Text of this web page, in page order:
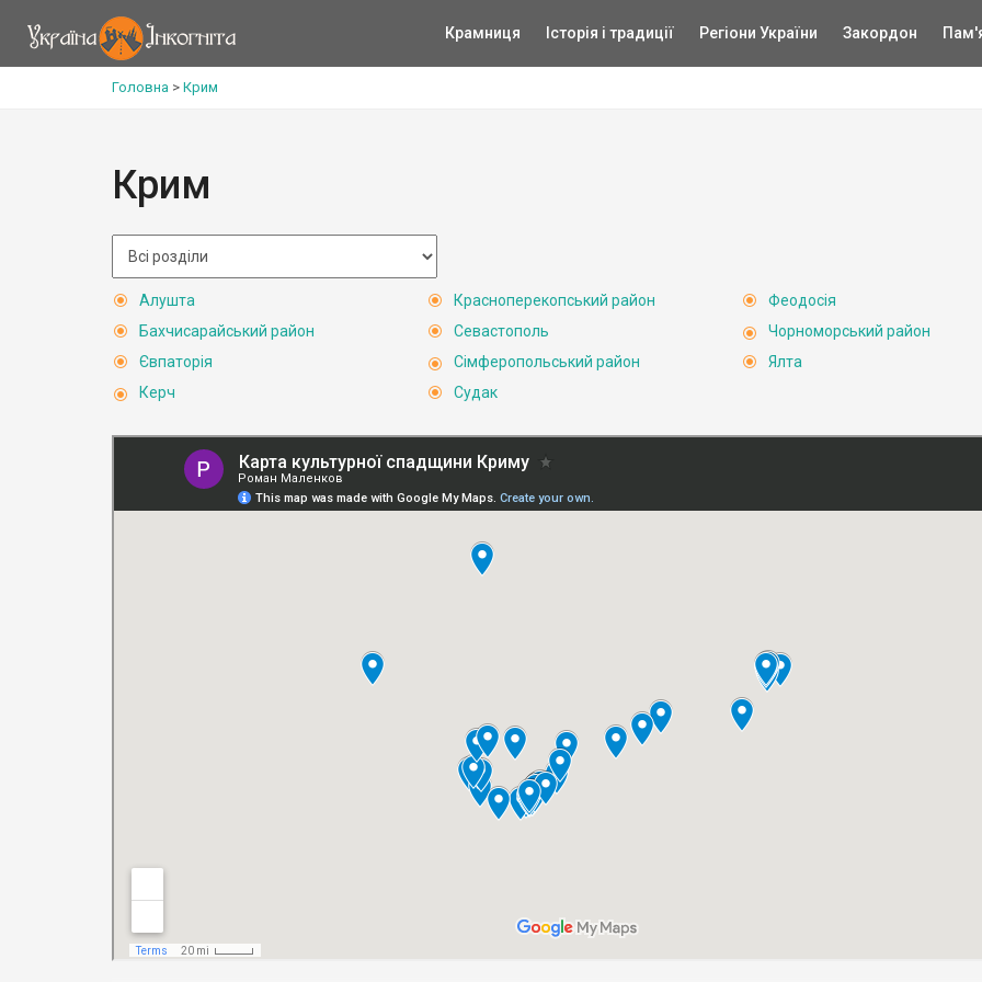
Крамниця Історія і традиції Регіони України Закордон
Головна > Крим
Крим
Алушта
Бахчисарайський район
Євпаторія
Керч
Красноперекопський район
Севастополь
Сімферопольський район
Судак
Феодосія
Чорноморський район
Ялта